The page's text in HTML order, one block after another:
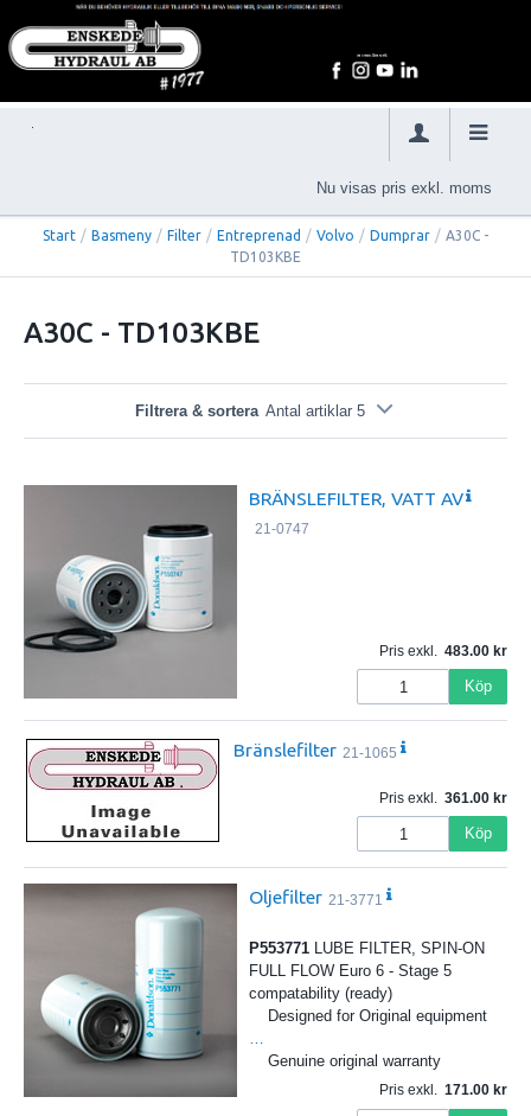
Nu visas pris exkl. moms
Start / Basmeny / Filter / Entreprenad / Volvo / Dumprar / A30C -
TD103KBE
A30C - TD103KBE
Filtrera & sortera Antal artiklar 5
BRÄNSLEFILTER, VATT AV
21-0747
Pris exkl. 483.00
Köp
Bränslefilter 21-1065
Pris exkl. 361.00
Köp
Oljefilter 21-3771
P553771LUBE FILTER, SPIN-ON
FULL FLOW Euro 6 - Stage 5
compatability (ready)
Designed for Original equipment
Genuine original warranty
Pris exkl. 171.00